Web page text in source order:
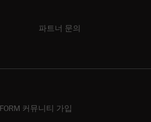
파트너 문의
커뮤니티 가입